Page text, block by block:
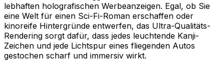
lebhaften holografischen Werbeanzeigen. Egal, ob Sie
eine Welt für einen Sci-Fi-Roman erschaffen oder
kinoreife Hintergründe entwerfen, das Ultra-Qualitäts-
Rendering sorgt dafür, dass jedes leuchtende Kanji-
Zeichen und jede Lichtspur eines fliegenden Autos
gestochen scharf und immersiv wirkt.